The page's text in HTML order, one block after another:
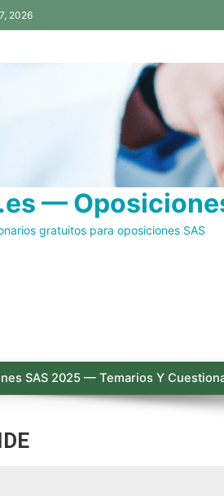
2026
—
gratuitos para oposiciones SAS
SAS 2025 — Temarios Y